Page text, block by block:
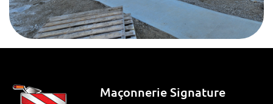
Maçonnerie Signature